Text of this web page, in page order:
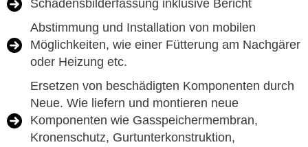
Schadensbilderfassung inklusive Bericht
Abstimmung und Installation von mobilen
Möglichkeiten, wie einer Fütterung am Nachgärer
oder Heizung etc.
Ersetzen von beschädigten Komponenten durch
Neue. Wie liefern und montieren neue
Komponenten wie Gasspeichermembran,
Kronenschutz, Gurtunterkonstruktion,